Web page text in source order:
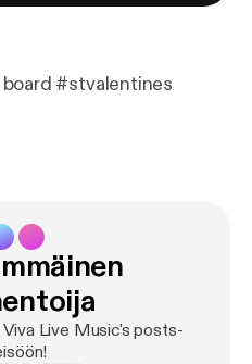
#stvalentines
Live Music's posts-